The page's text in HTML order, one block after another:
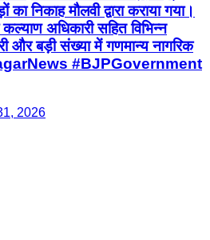
निकाह मौलवी द्वारा कराया गया।
अधिकारी सहित विभिन्न
और बड़ी संख्या में गणमान्य नागरिक
#BJPGovernment
2026